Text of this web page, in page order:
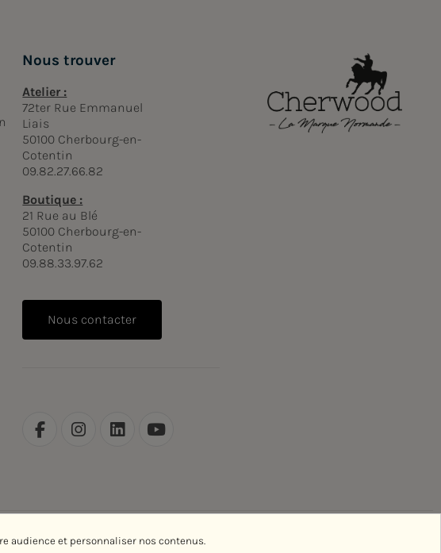
Nous trouver
Atelier :
72ter Rue Emmanuel
Liais
50100 Cherbourg-en-
Cotentin
09.82.27.66.82
Boutique :
21 Rue au Blé
50100 Cherbourg-en-
Cotentin
09.88.33.97.62
Nous contacter
audience et personnaliser nos contenus.